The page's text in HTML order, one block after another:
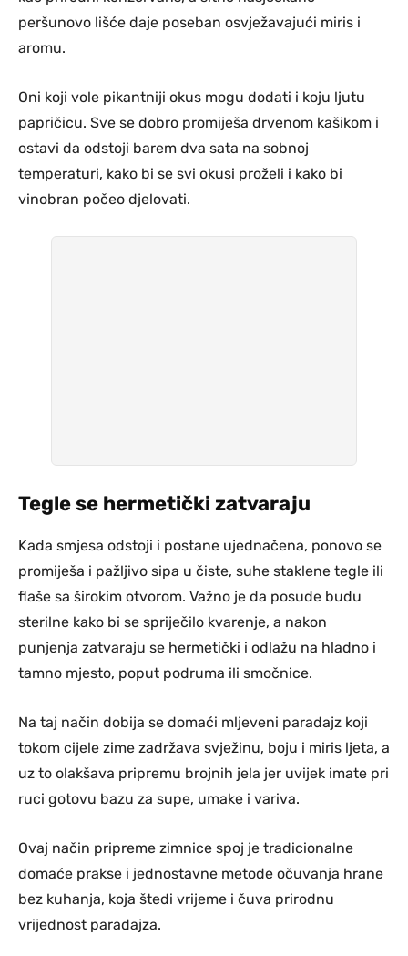
peršunovo lišće daje poseban osvježavajući miris i
aromu.
Oni koji vole pikantniji okus mogu dodati i koju ljutu
papričicu. Sve se dobro promiješa drvenom kašikom i
ostavi da odstoji barem dva sata na sobnoj
temperaturi, kako bi se svi okusi proželi i kako bi
vinobran počeo djelovati.
Tegle se hermetički zatvaraju
Kada smjesa odstoji i postane ujednačena, ponovo se
promiješa i pažljivo sipa u čiste, suhe staklene tegle ili
flaše sa širokim otvorom. Važno je da posude budu
sterilne kako bi se spriječilo kvarenje, a nakon
punjenja zatvaraju se hermetički i odlažu na hladno i
tamno mjesto, poput podruma ili smočnice.
Na taj način dobija se domaći mljeveni paradajz koji
tokom cijele zime zadržava svježinu, boju i miris ljeta, a
uz to olakšava pripremu brojnih jela jer uvijek imate pri
ruci gotovu bazu za supe, umake i variva.
Ovaj način pripreme zimnice spoj je tradicionalne
domaće prakse i jednostavne metode očuvanja hrane
bez kuhanja, koja štedi vrijeme i čuva prirodnu
vrijednost paradajza.